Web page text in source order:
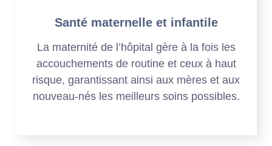
Santé maternelle et infantile
La maternité de l’hôpital gère à la fois les
accouchements de routine et ceux à haut
risque, garantissant ainsi aux mères et aux
nouveau-nés les meilleurs soins possibles.